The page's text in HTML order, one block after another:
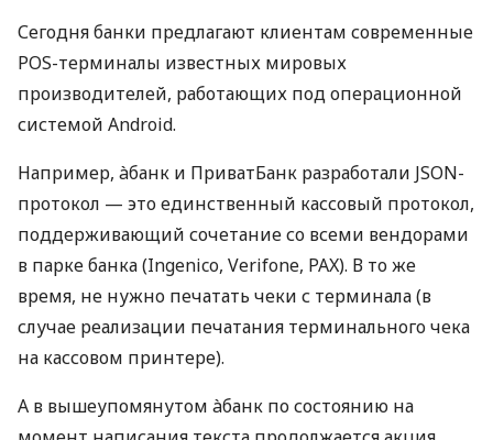
Сегодня банки предлагают клиентам современные
POS-терминалы известных мировых
производителей, работающих под операционной
системой Android.
Например, àбанк и ПриватБанк разработали JSON-
протокол — это единственный кассовый протокол,
поддерживающий сочетание со всеми вендорами
в парке банка (Ingenico, Verifone, PAX). В то же
время, не нужно печатать чеки с терминала (в
случае реализации печатания терминального чека
на кассовом принтере).
А в вышеупомянутом àбанк по состоянию на